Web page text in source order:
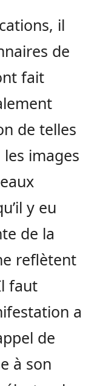
il
de
fait
de telles
les images
y eu
de la
reflètent
faut
a
de
à son